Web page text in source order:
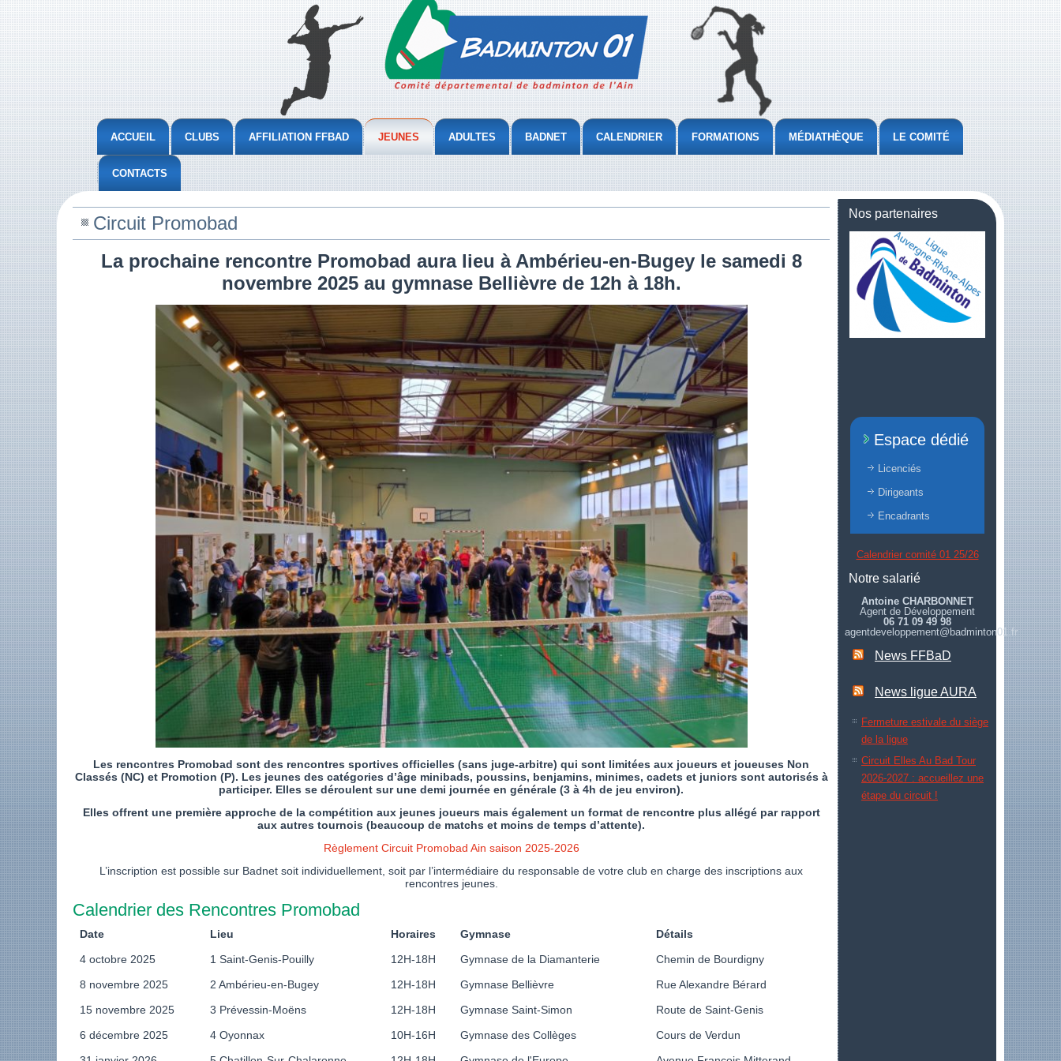
ACCUEIL CLUBS AFFILIATION FFBAD JEUNES ADULTES BADNET CALENDRIER FORMATIONS MÉDIATHÈQUE LE COMITÉ
CONTACTS
Circuit Promobad
La prochaine rencontre Promobad aura lieu à Ambérieu-en-Bugey le samedi 8
novembre 2025 au gymnase Bellièvre de 12h à 18h.
Les rencontres Promobad sont des rencontres sportives officielles (sans juge-arbitre) qui sont limitées aux joueurs et joueuses Non
Classés (NC) et Promotion (P). Les jeunes des catégories d’âge minibads, poussins, benjamins, minimes, cadets et juniors sont autorisés à
participer. Elles se déroulent sur une demi journée en générale (3 à 4h de jeu environ).
Elles offrent une première approche de la compétition aux jeunes joueurs mais également un format de rencontre plus allégé par rapport
aux autres tournois (beaucoup de matchs et moins de temps d’attente).
Règlement Circuit Promobad Ain saison 2025-2026
L’inscription est possible sur Badnet soit individuellement, soit par l’intermédiaire du responsable de votre club en charge des inscriptions aux
rencontres jeunes.
Calendrier des Rencontres Promobad
Date Lieu Horaires Gymnase
Détails
4 octobre 2025
1 Saint-Genis-Pouilly 12H-18H Gymnase de la Diamanterie
Chemin de Bourdigny
8 novembre 2025
2 Ambérieu-en-Bugey 12H-18H Gymnase Bellièvre
Rue Alexandre Bérard
15 novembre 2025
3 Prévessin-Moëns 12H-18H Gymnase Saint-Simon
Route de Saint-Genis
6 décembre 2025
4 Oyonnax 10H-16H Gymnase des Collèges
Cours de Verdun
Nos partenaires
Espace dédié
Licenciés
Dirigeants
Encadrants
Calendrier comité 01 25/26
Notre salarié
Antoine CHARBONNET
Agent de Développement
06 71 09 49 98
agentdeveloppement@badminton01.fr
News FFBaD
News ligue AURA
Fermeture estivale du siège
de la ligue
Circuit Elles Au Bad Tour
2026-2027 : accueillez une
étape du circuit !